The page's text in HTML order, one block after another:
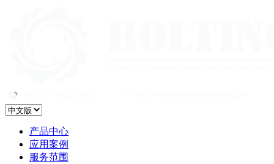
产品中心
应用案例
服务范围